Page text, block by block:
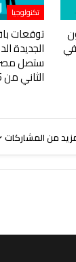
تكنولوجيا
توقعات
ستصل
الثاني من 2025
من المشاركات